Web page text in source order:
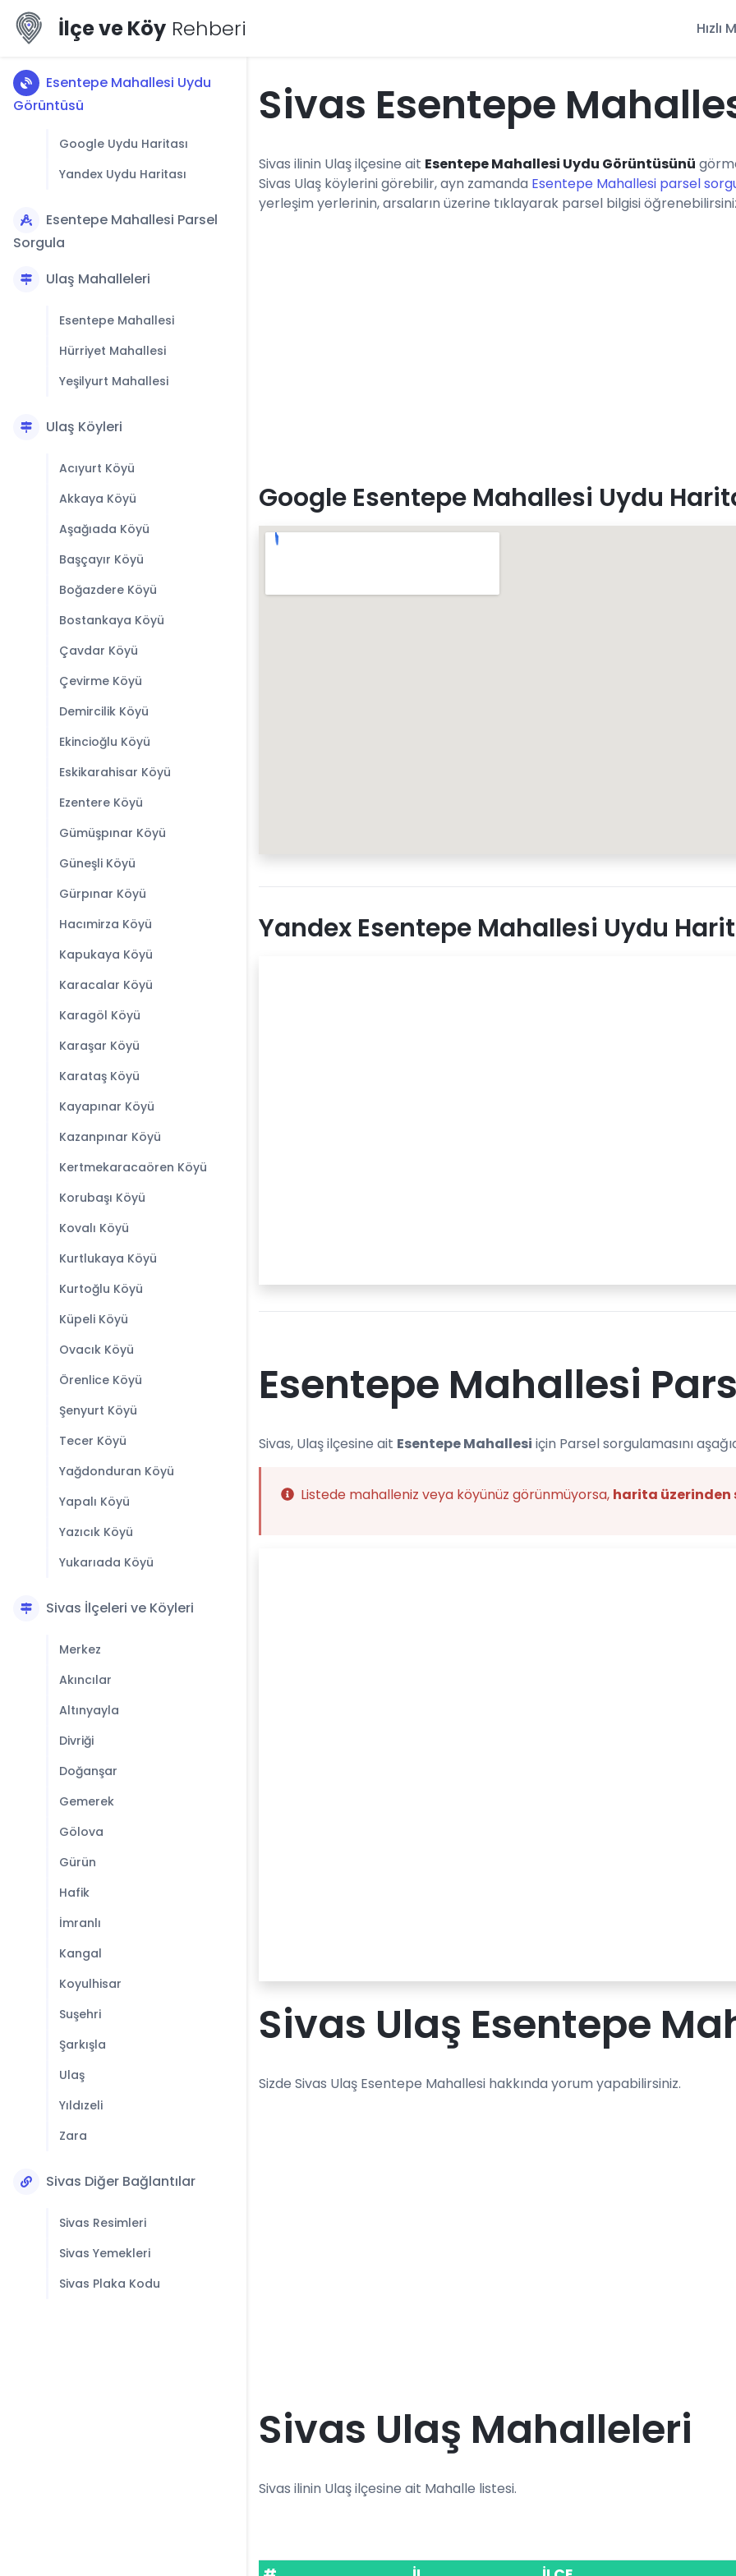
İlçe ve Köy Rehberi Hızlı
Esentepe Mahallesi Uydu
Görüntüsü
Google Uydu Haritası
Yandex Uydu Haritası
Esentepe Mahallesi Parsel
Sorgula
Ulaş Mahalleleri
Esentepe Mahallesi
Hürriyet Mahallesi
Yeşilyurt Mahallesi
Ulaş Köyleri
Acıyurt Köyü
Akkaya Köyü
Aşağıada Köyü
Başçayır Köyü
Boğazdere Köyü
Bostankaya Köyü
Çavdar Köyü
Çevirme Köyü
Demircilik Köyü
Ekincioğlu Köyü
Eskikarahisar Köyü
Ezentere Köyü
Gümüşpınar Köyü
Güneşli Köyü
Gürpınar Köyü
Hacımirza Köyü
Kapukaya Köyü
Karacalar Köyü
Karagöl Köyü
Karaşar Köyü
Karataş Köyü
Kayapınar Köyü
Kazanpınar Köyü
Kertmekaracaören Köyü
Korubaşı Köyü
Kovalı Köyü
Kurtlukaya Köyü
Kurtoğlu Köyü
Küpeli Köyü
Ovacık Köyü
Örenlice Köyü
Şenyurt Köyü
Tecer Köyü
Yağdonduran Köyü
Yapalı Köyü
Yazıcık Köyü
Yukarıada Köyü
Sivas İlçeleri ve Köyleri
Merkez
Akıncılar
Altınyayla
Divriği
Doğanşar
Gemerek
Gölova
Gürün
Hafik
İmranlı
Kangal
Koyulhisar
Suşehri
Şarkışla
Ulaş
Yıldızeli
Zara
Sivas Diğer Bağlantılar
Sivas Resimleri
Sivas Yemekleri
Sivas Plaka Kodu
Sivas Esentepe
Sivas ilinin Ulaş ilçesine ait Esentepe Mahallesi Uydu Görüntüsünü
Sivas Ulaş köylerini görebilir, ayn zamanda Esentepe Mahallesi parsel
yerleşim yerlerinin, arsaların üzerine tıklayarak parsel bilgisi
Google Esentepe Mahallesi Uydu
Yandex Esentepe Mahallesi Uydu
Esentepe Mahallesi
Sivas, Ulaş ilçesine ait Esentepe Mahallesi için Parsel sorgulamasını
Listede mahalleniz veya köyünüz görünmüyorsa, harita üzerinden
Sivas Ulaş Esentepe
Sizde Sivas Ulaş Esentepe Mahallesi hakkında yorum yapabilirsiniz.
Sivas Ulaş Mahalleleri
Sivas ilinin Ulaş ilçesine ait Mahalle listesi.